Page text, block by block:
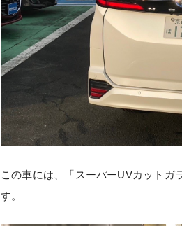
この車には、「スーパーUVカットガ
す。